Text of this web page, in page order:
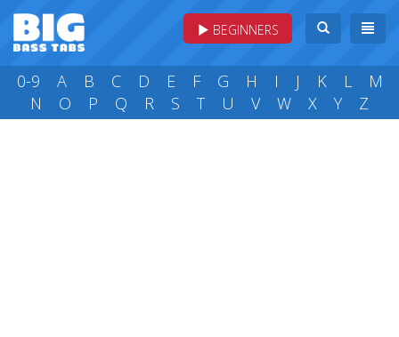
BEGINNERS
0-9 A B C D E F G H I J K L
M
N
O P Q R S T U V W X Y Z